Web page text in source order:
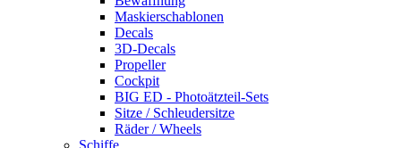
Maskierschablonen
Decals
3D-Decals
Propeller
Cockpit
BIG ED - Photoätzteil-Sets
Sitze / Schleudersitze
Räder / Wheels
Schiffe